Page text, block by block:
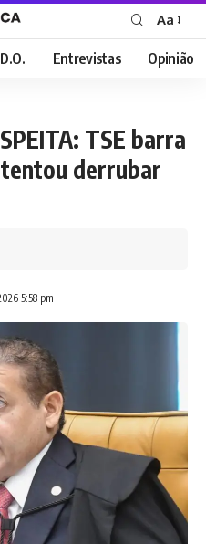
Font
Resizer
Aa
Entrevistas Opinião
TSE barra
derrubar
5:58 pm